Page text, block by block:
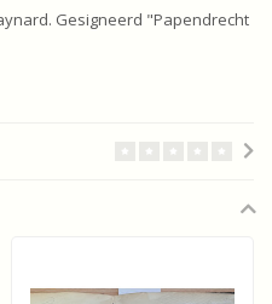
Gesigneerd "Papendrecht